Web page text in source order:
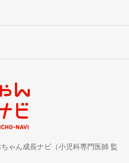
ゃん成長ナビ（小児科専門医師 監